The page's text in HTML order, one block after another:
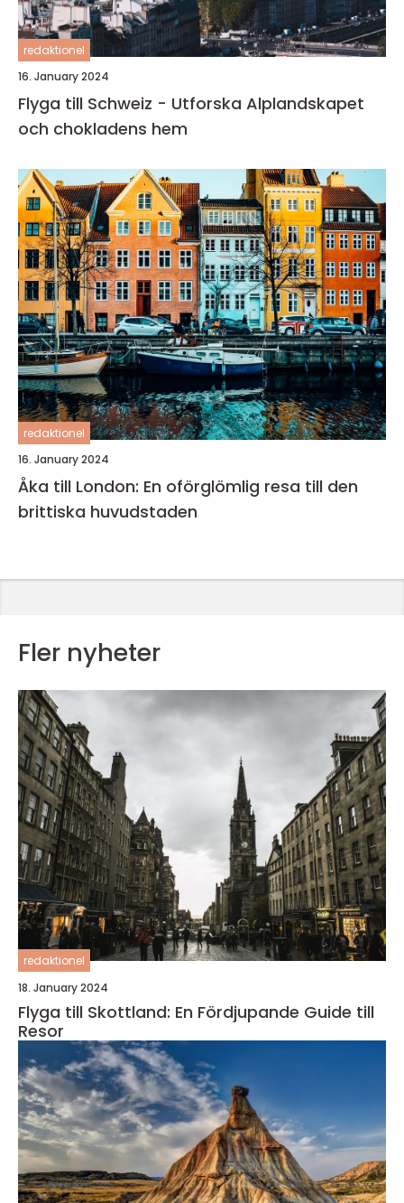
redaktionel
16. January 2024
Flyga till Schweiz - Utforska Alplandskapet
och chokladens hem
redaktionel
16. January 2024
Åka till London: En oförglömlig resa till den
brittiska huvudstaden
Fler nyheter
redaktionel
18. January 2024
Flyga till Skottland: En Fördjupande Guide till
Resor